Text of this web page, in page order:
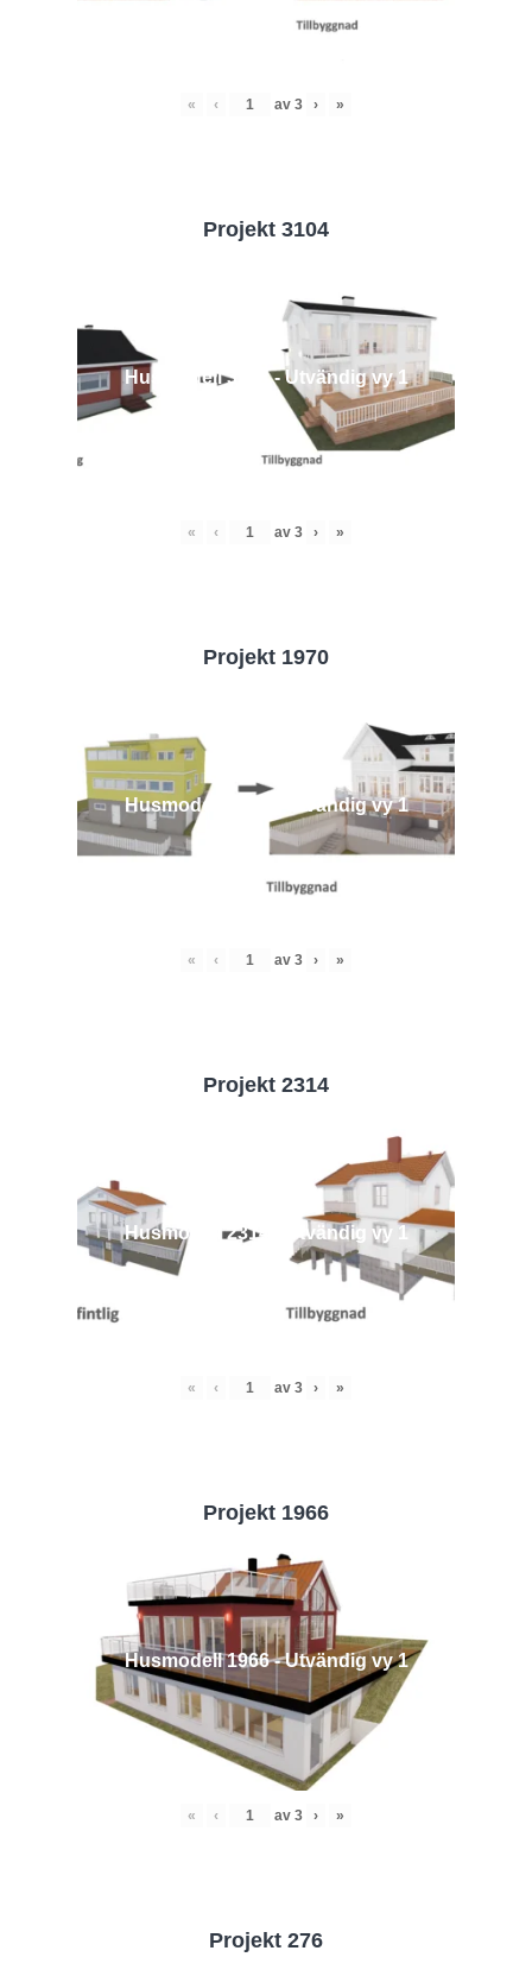
« ‹ av 3 › »
Projekt 3104
Husmodell 3104 - Utvändig vy 1
« ‹ av 3 › »
Projekt 1970
Husmodell 1970 - Utvändig vy 1
« ‹ av 3 › »
Projekt 2314
Husmodell 2314 - Utvändig vy 1
« ‹ av 3 › »
Projekt 1966
Husmodell 1966 - Utvändig vy 1
« ‹ av 3 › »
Projekt 276